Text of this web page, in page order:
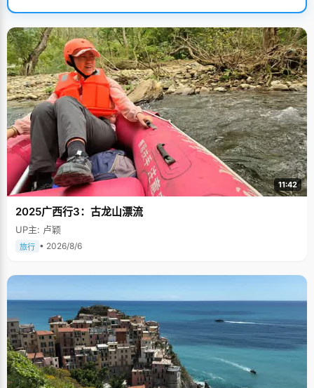
11:42
2025广西行3：古龙山漂流
UP主: 卢颖
旅行 • 2026/8/6